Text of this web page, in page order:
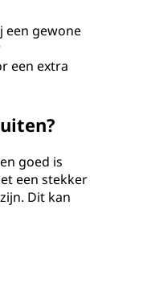
een gewone
een extra
goed is
een stekker
Dit kan